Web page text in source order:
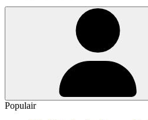
Populair